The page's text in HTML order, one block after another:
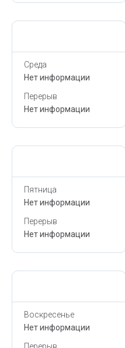
Среда
Нет информации
Перерыв
Нет информации
Пятница
Нет информации
Перерыв
Нет информации
Воскресенье
Нет информации
Перерыв